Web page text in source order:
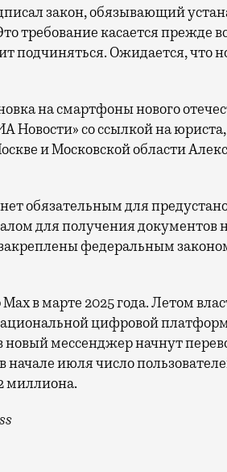
требование касается прежде
подчиняться. Ожидается, что
на смартфоны нового
Новости» со ссылкой на юриста,
и Московской области
обязательным для
для получения документов
федеральным
в марте 2025 года. Летом
цифровой
новый мессенджер начнут
июля число
миллиона.
закон, обязывающий